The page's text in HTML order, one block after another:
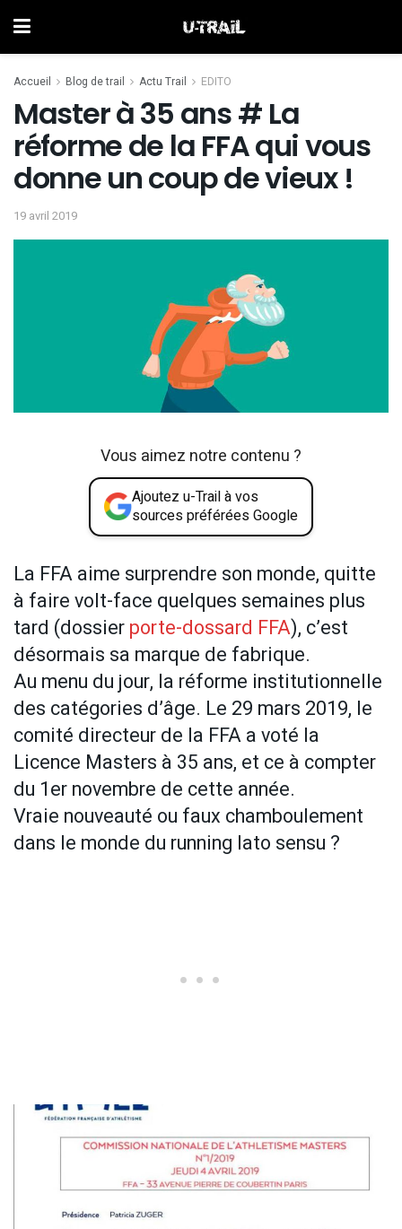
Accueil Blog de trail Actu Trail EDITO
Master à 35 ans # La
réforme de la FFA qui vous
donne un coup de vieux !
19 avril 2019
Vous aimez notre contenu ?
Ajoutez u-Trail à vos
sources préférées Google
La FFA aime surprendre son monde, quitte
à faire volt-face quelques semaines plus
tard (dossierporte-dossard FFA), c’est
désormais sa marque de fabrique.
Au menu du jour, la réforme institutionnelle
des catégories d’âge. Le 29 mars 2019, le
comité directeur de la FFA a voté la
Licence Masters à 35 ans, et ce à compter
du 1er novembre de cette année.
Vraie nouveauté ou faux chamboulement
dans le monde du running lato sensu ?